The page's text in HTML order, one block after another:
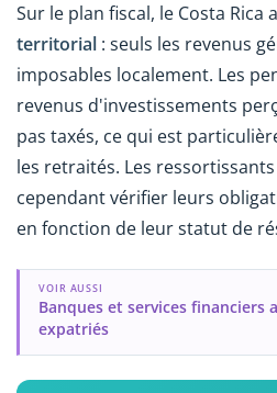
Sur le plan fiscal, le Costa Rica
territorial : seuls les revenus
imposables localement. Les
revenus d'investissements
pas taxés, ce qui est
les retraités. Les
cependant vérifier leurs
en fonction de leur statut de
VOIR AUSSI
Banques et services financiers
expatriés